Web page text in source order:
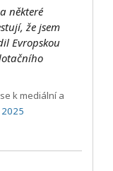
některé
že jsem
Evropskou
k mediální a
2025